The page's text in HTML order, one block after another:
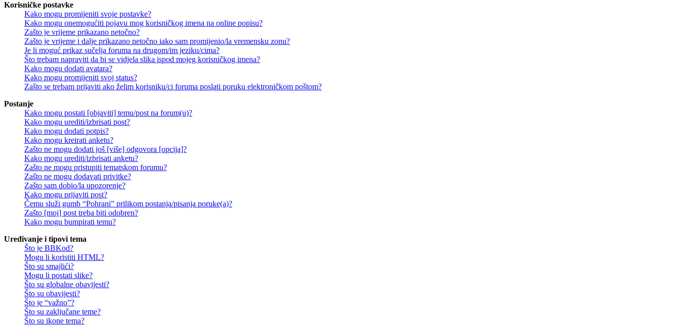
Korisničke postavke
Kako mogu promijeniti svoje postavke?
Kako mogu onemogućiti pojavu mog korisničkog imena na online popisu?
Zašto je vrijeme prikazano netočno?
Zašto je vrijeme i dalje prikazano netočno iako sam promijenio/la vremensku zonu?
Je li moguć prikaz sučelja foruma na drugom/im jeziku/cima?
Što trebam napraviti da bi se vidjela slika ispod mojeg korisničkog imena?
Kako mogu dodati avatara?
Kako mogu promijeniti svoj status?
Zašto se trebam prijaviti ako želim korisniku/ci foruma poslati poruku elektroničkom poštom?
Postanje
Kako mogu postati [objaviti] temu/post na forum(u)?
Kako mogu urediti/izbrisati post?
Kako mogu dodati potpis?
Kako mogu kreirati anketu?
Zašto ne mogu dodati još [više] odgovora [opcija]?
Kako mogu urediti/izbrisati anketu?
Zašto ne mogu pristupiti tematskom forumu?
Zašto ne mogu dodavati privitke?
Zašto sam dobio/la upozorenje?
Kako mogu prijaviti post?
Čemu služi gumb “Pohrani” prilikom postanja/pisanja poruke(a)?
Zašto [moj] post treba biti odobren?
Kako mogu bumpirati temu?
Uređivanje i tipovi tema
Što je BBKod?
Mogu li koristiti HTML?
Što su smajlići?
Mogu li postati slike?
Što su globalne obavijesti?
Što su obavijesti?
Što je “važno”?
Što su zaključane teme?
Što su ikone tema?